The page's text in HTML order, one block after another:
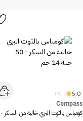
5.0
(5)
Compass
كومباس بالتوت البري خالية من السكر -